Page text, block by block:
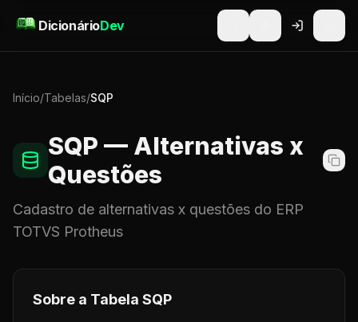
DicionárioDev
Início/Tabelas/SQP
SQP — Alternativas x
Questões
Cadastro de alternativas x questões do ERP
TOTVS Protheus
Sobre a Tabela SQP